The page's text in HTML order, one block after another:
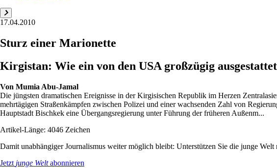
17.04.2010
Sturz einer Marionette
Kirgistan: Wie ein von den USA großzügig
Von Mumia Abu-Jamal
Die jüngsten dramatischen Ereignisse in der Kirgisischen Republik im Herzen
mehrtägigen Straßenkämpfen zwischen Polizei und einer wachsenden Zahl von
Hauptstadt Bischkek eine Übergangsregierung unter Führung der früheren Außenm...
Artikel-Länge: 4046 Zeichen
Damit unabhängiger Journalismus weiter möglich bleibt: Unterstützen Sie die junge
Jetzt junge Weltabonnieren